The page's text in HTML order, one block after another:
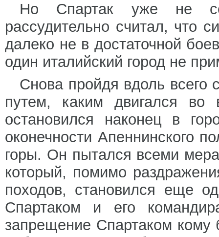
Но Спартак уже не
рассудительно считал, что
далеко не в достаточной
один италийский город не
Снова пройдя вдоль всего
путем, каким двигался
остановился наконец в
оконечности Апеннинского
горы. Он пытался всеми
который, помимо
походов, становился еще
Спартаком и его
запрещение Спартаком